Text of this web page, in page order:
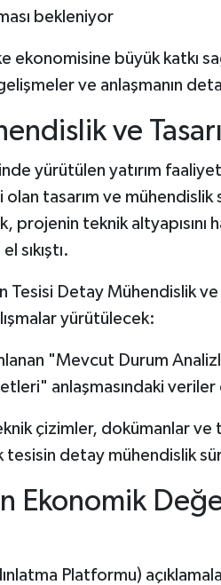
bekleniyor
ekonomisine büyük katkı
ve anlaşmanın
ve
yürütülen yatırım
olan tasarım ve
projenin teknik altyapısını
sıkıştı.
Tesisi Detay Mühendislik
yürütülecek:
"Mevcut Durum
anlaşmasındaki veriler
çizimler, dokümanlar ve
tesisin detay mühendislik
Ekonomik
Platformu)